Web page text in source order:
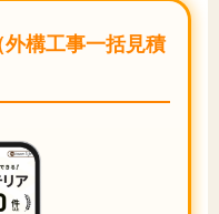
外構工事一括見積